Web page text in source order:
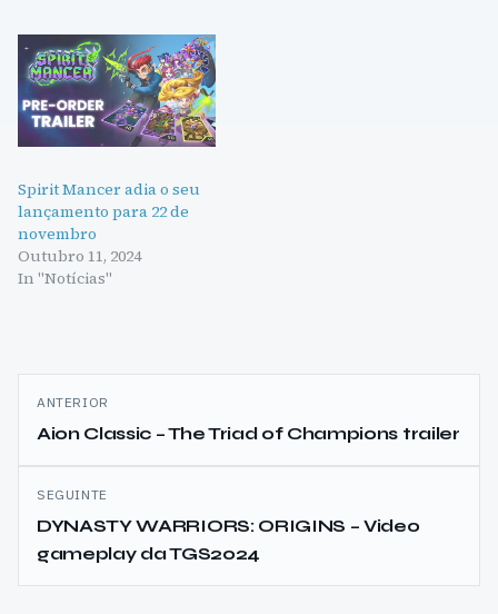
Spirit Mancer adia o seu
lançamento para 22 de
novembro
Outubro 11, 2024
In "Notícias"
Navegação
de
artigos
ANTERIOR
Aion Classic – The Triad of Champions trailer
SEGUINTE
DYNASTY WARRIORS: ORIGINS – Video
gameplay da TGS2024